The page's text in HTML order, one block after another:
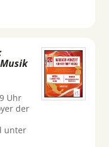
Uhr
der
unter